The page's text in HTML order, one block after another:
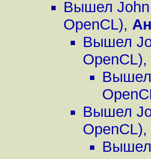
Вышел John
OpenCL),
Вышел
OpenCL),
Вышел
Вышел
OpenCL),
Вышел